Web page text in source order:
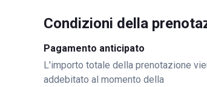
Condizioni della
Pagamento anticipato
L'importo totale della prenotazione
addebitato al momento della